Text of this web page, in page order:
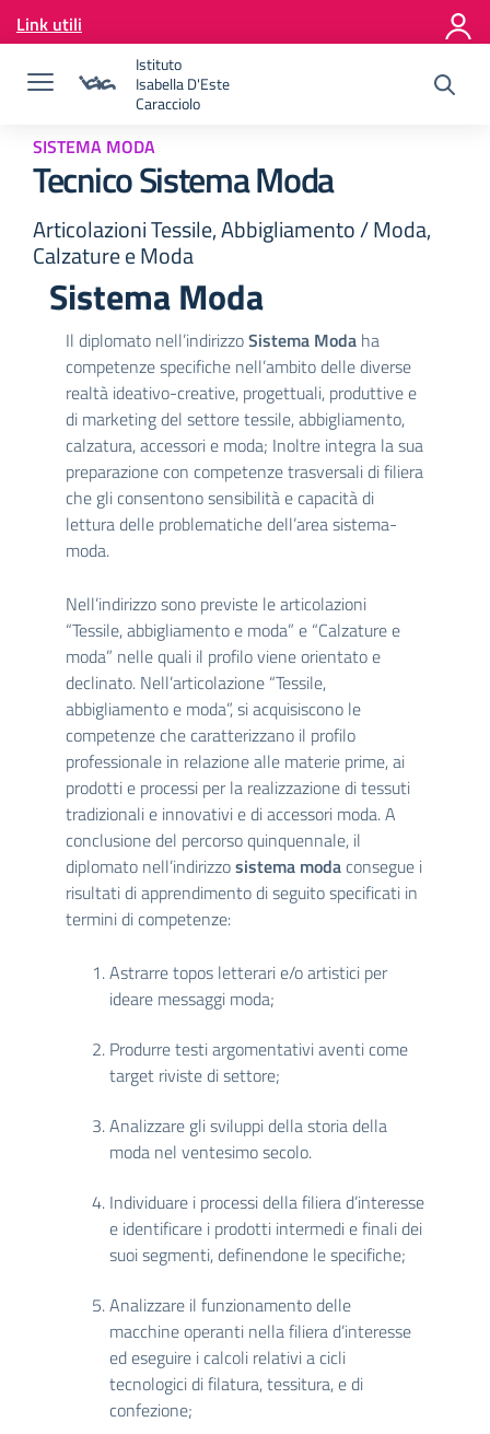
Vai ai contenuti
Vai al menu di navigazione
Link utili
Istituto
Isabella D'Este
Caracciolo
SISTEMA MODA
Tecnico Sistema Moda
Articolazioni Tessile, Abbigliamento / Moda,
Calzature e Moda
Sistema Moda
Il diplomato nell’indirizzoSistema Moda ha
competenze specifiche nell’ambito delle diverse
realtà ideativo-creative, progettuali, produttive e
di marketing del settore tessile, abbigliamento,
calzatura, accessori e moda; Inoltre integra la sua
preparazione con competenze trasversali di filiera
che gli consentono sensibilità e capacità di
lettura delle problematiche dell’area sistema-
moda.
Nell’indirizzo sono previste le articolazioni
“Tessile, abbigliamento e moda” e “Calzature e
moda” nelle quali il profilo viene orientato e
declinato. Nell’articolazione “Tessile,
abbigliamento e moda”, si acquisiscono le
competenze che caratterizzano il profilo
professionale in relazione alle materie prime, ai
prodotti e processi per la realizzazione di tessuti
tradizionali e innovativi e di accessori moda. A
conclusione del percorso quinquennale, il
diplomato nell’indirizzosistema moda consegue i
risultati di apprendimento di seguito specificati in
termini di competenze:
Astrarre topos letterari e/o artistici per
ideare messaggi moda;
Produrre testi argomentativi aventi come
target riviste di settore;
Analizzare gli sviluppi della storia della
moda nel ventesimo secolo.
Individuare i processi della filiera d’interesse
e identificare i prodotti intermedi e finali dei
suoi segmenti, definendone le specifiche;
Analizzare il funzionamento delle
macchine operanti nella filiera d’interesse
ed eseguire i calcoli relativi a cicli
tecnologici di filatura, tessitura, e di
confezione;